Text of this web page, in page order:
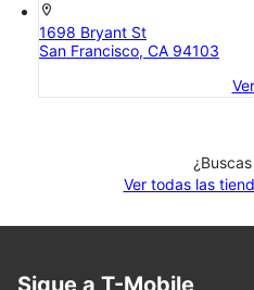
location_on
1698 Bryant St
San Francisco, CA 94103
Ver
Ver todas las